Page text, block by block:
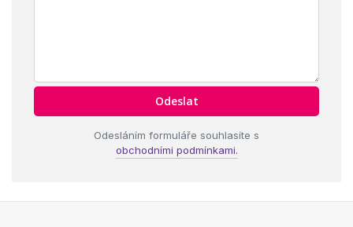
Odesláním formuláře souhlasíte s
obchodními podmínkami.